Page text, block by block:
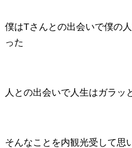
僕はTさんとの出会いで僕の
った
人との出会いで人生はガラッ
そんなことを内観光受して思